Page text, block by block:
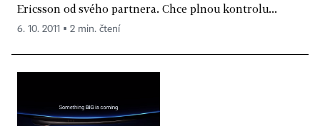
Ericsson od svého partnera. Chce plnou kontrolu...
6. 10. 2011 ▪ 2 min. čtení